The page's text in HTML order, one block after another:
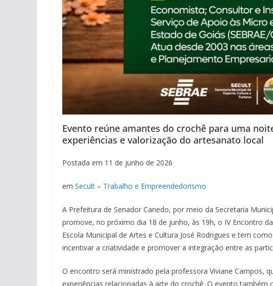
Evento reúne amantes do crochê para uma
experiências e valorização do artesanato local
Postada em 11 de junho de 2026
em Secult – Trabalho e Empreendedorismo
A Prefeitura de Senador Canedo, por meio da Secretaria
promove, no próximo dia 18 de junho, às 19h, o IV Encontro
Escola Municipal de Artes e Cultura José Rodrigues e tem
incentivar a criatividade e promover a integração entre as
O encontro será ministrado pela professora Viviane Campos,
experiências relacionadas à arte do crochê. O evento